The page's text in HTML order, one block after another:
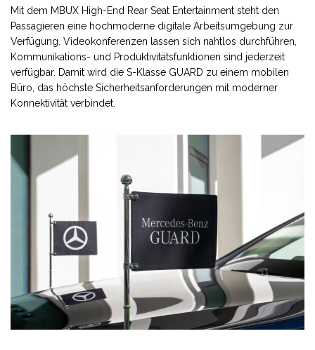
Mit dem MBUX High-End Rear Seat Entertainment steht den
Passagieren eine hochmoderne digitale Arbeitsumgebung zur
Verfügung. Videokonferenzen lassen sich nahtlos durchführen,
Kommunikations- und Produktivitätsfunktionen sind jederzeit
verfügbar. Damit wird die S-Klasse GUARD zu einem mobilen
Büro, das höchste Sicherheitsanforderungen mit moderner
Konnektivität verbindet.